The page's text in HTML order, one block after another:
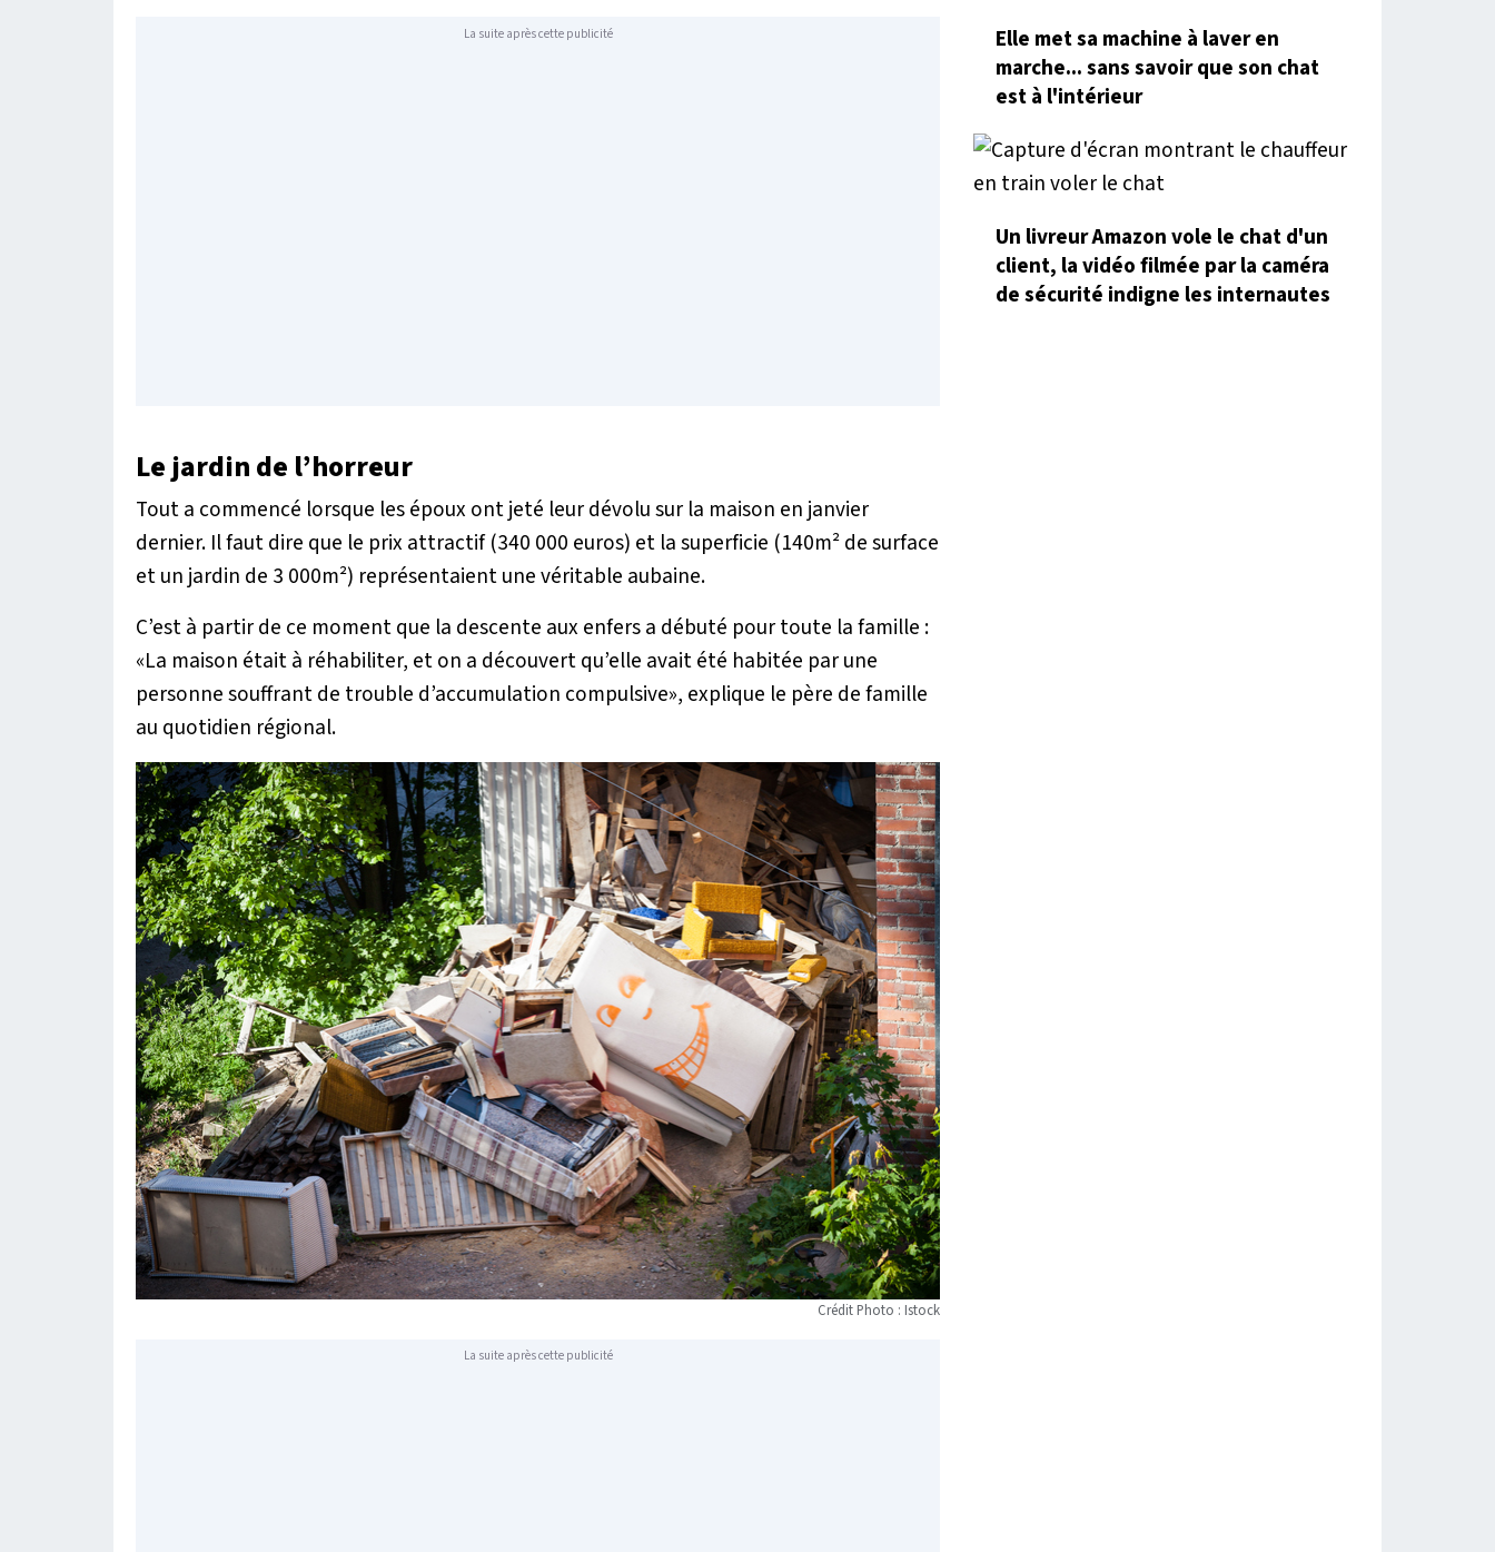
La suite après cette publicité
Le jardin de l’horreur
Tout a commencé lorsque les époux ont jeté leur dévolu sur la maison en janvier
dernier. Il faut dire que le prix attractif (340 000 euros) et la superficie (140m² de surface
et un jardin de 3 000m²) représentaient une véritable aubaine.
C’est à partir de ce moment que la descente aux enfers a débuté pour toute la famille :
«La maison était à réhabiliter, et on a découvert qu’elle avait été habitée par une
personne souffrant de trouble d’accumulation compulsive», explique le père de famille
au quotidien régional.
Crédit Photo : Istock
La suite après cette publicité
Elle met sa machine à laver en
marche... sans savoir que son chat
est à l'intérieur
Un livreur Amazon vole le chat d'un
client, la vidéo filmée par la caméra
de sécurité indigne les internautes